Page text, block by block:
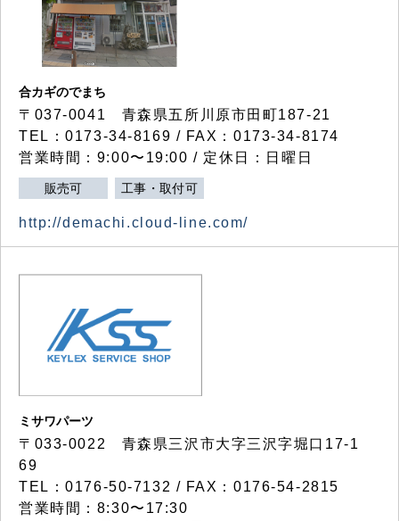
合カギのでまち
〒037-0041 青森県五所川原市田町187-21
TEL：0173-34-8169 / FAX：0173-34-8174
営業時間：9:00〜19:00 / 定休日：日曜日
販売可 工事・取付可
http://demachi.cloud-line.com/
ミサワパーツ
〒033-0022 青森県三沢市大字三沢字堀口17-1
69
TEL：0176-50-7132 / FAX：0176-54-2815
営業時間：8:30〜17:30